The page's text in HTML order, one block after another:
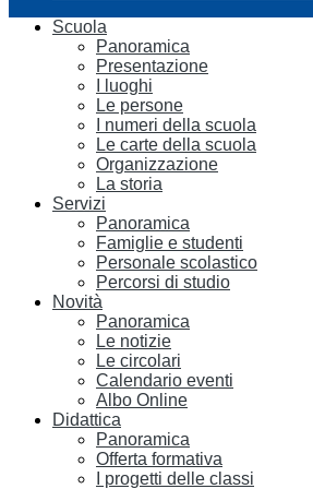
Scuola
Panoramica
Presentazione
I luoghi
Le persone
I numeri della scuola
Le carte della scuola
Organizzazione
La storia
Servizi
Panoramica
Famiglie e studenti
Personale scolastico
Percorsi di studio
Novità
Panoramica
Le notizie
Le circolari
Calendario eventi
Albo Online
Didattica
Panoramica
Offerta formativa
I progetti delle classi